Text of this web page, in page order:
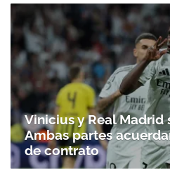
Vinicius y Real Madrid
Ambas partes
de contrato